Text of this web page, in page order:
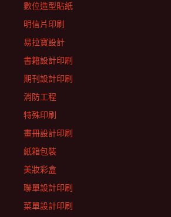
數位造型貼紙
明信片印刷
易拉寶設計
書籍設計印刷
期刊設計印刷
消防工程
特殊印刷
畫冊設計印刷
紙箱包裝
美妝彩盒
聯單設計印刷
菜單設計印刷